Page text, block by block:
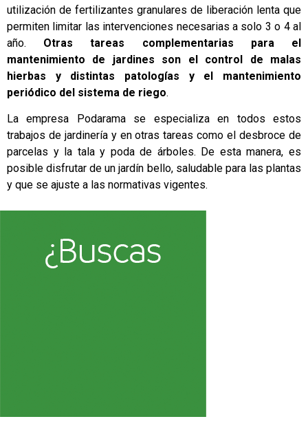
utilización de fertilizantes granulares de liberación lenta que
permiten limitar las intervenciones necesarias a solo 3 o 4 al
año. Otras tareas complementarias para el
mantenimiento de jardines son el control de malas
hierbas y distintas patologías y el mantenimiento
periódico del sistema de riego.
La empresa Podarama se especializa en todos estos
trabajos de jardinería y en otras tareas como el desbroce de
parcelas y la tala y poda de árboles. De esta manera, es
posible disfrutar de un jardín bello, saludable para las plantas
y que se ajuste a las normativas vigentes.